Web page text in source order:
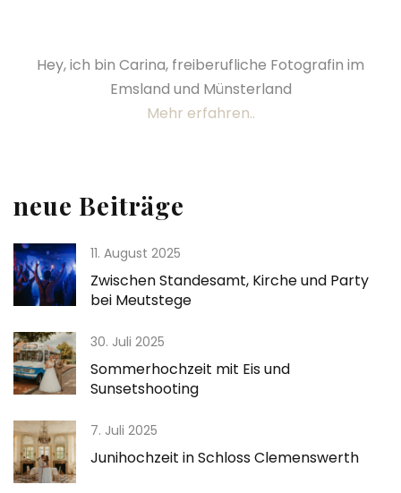
Hey, ich bin Carina, freiberufliche Fotografin im
Emsland und Münsterland
Mehr erfahren..
neue Beiträge
11. August 2025
Zwischen Standesamt, Kirche und Party
bei Meutstege
30. Juli 2025
Sommerhochzeit mit Eis und
Sunsetshooting
7. Juli 2025
Junihochzeit in Schloss Clemenswerth